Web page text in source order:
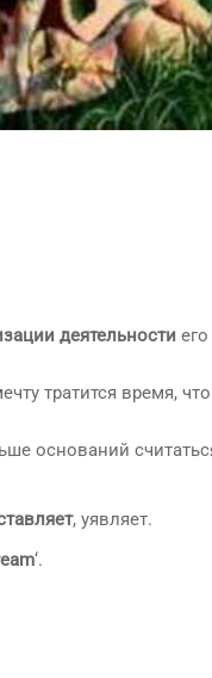
деятельности его
тратится время, что
оснований
, уявляет.
‘.